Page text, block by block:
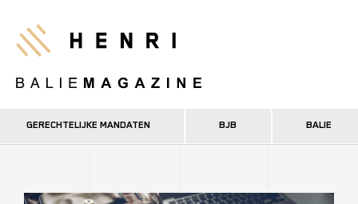
naar
inhoud
Henri
GERECHTELIJKE MANDATEN BJB BALIE